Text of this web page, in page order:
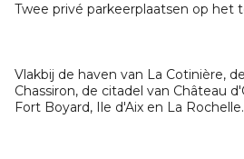
Twee privé parkeerplaatsen op het
Vlakbij de haven van La Cotinière,
Chassiron, de citadel van Château
Fort Boyard, Ile d'Aix en La Rochelle.